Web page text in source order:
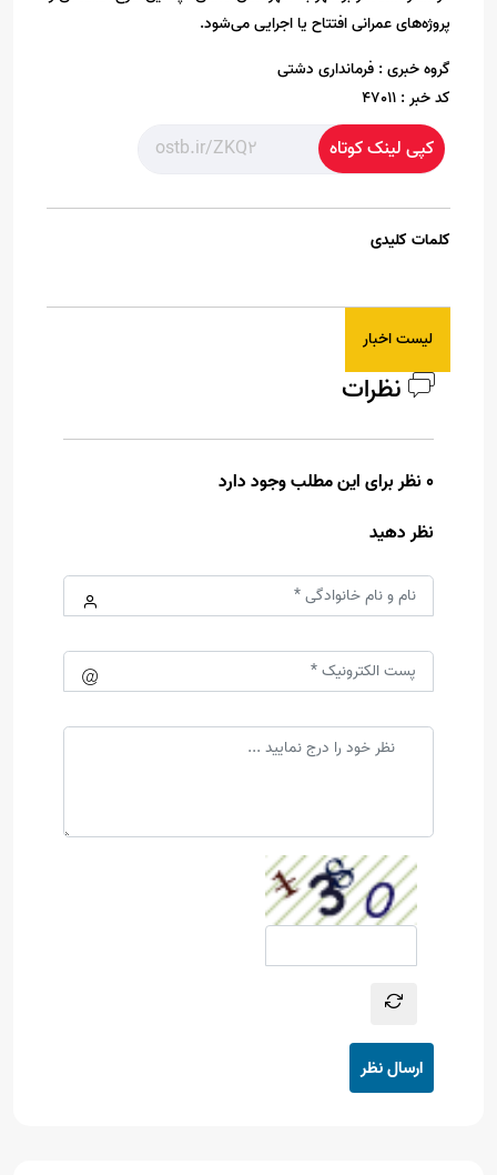
پروژه‌های عمرانی افتتاح یا اجرایی می‌شود.
گروه خبری : فرمانداری دشتی
کد خبر : 47011
کپی لینک کوتاه
کلمات کلیدی
لیست اخبار
نظرات
0 نظر برای این مطلب وجود دارد
نظر دهید
ارسال نظر